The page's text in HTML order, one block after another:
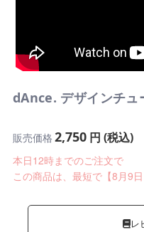
dAnce. デザインチュ
販売価格 2,750円 (税込)
本日12時までのご注文で
この商品は、最短で【8月9
レ